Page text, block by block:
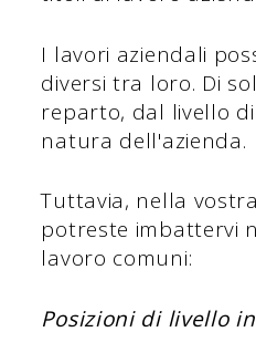
I lavori aziendali
diversi tra loro. Di
reparto, dal livello
natura dell'azienda.
Tuttavia, nella
potreste imbattervi
lavoro comuni:
Posizioni di livello